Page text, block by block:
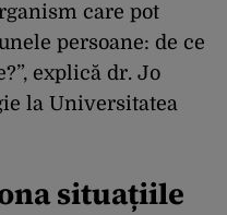
care pot
persoane: de ce
explică dr. Jo
la Universitatea
situațiile